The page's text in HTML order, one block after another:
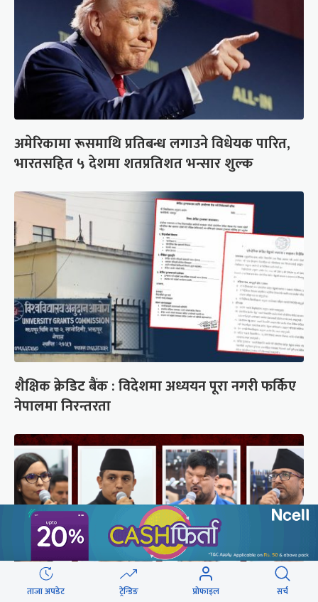
अमेरिकामा रूसमाथि प्रतिबन्ध लगाउने विधेयक पारित,
भारतसहित ५ देशमा शतप्रतिशत भन्सार शुल्क
शैक्षिक क्रेडिट बैंक : विदेशमा अध्ययन पूरा नगरी फर्किए
नेपालमा निरन्तरता
ताजा अपडेट ट्रेन्डिङ प्रोफाइल सर्च